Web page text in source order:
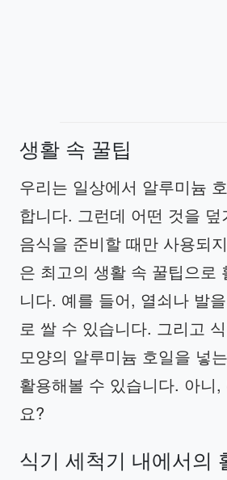
생활 속 꿀팁
우리는 일상에서 알루미늄
합니다. 그런데 어떤 것을 덮
음식을 준비할 때만 사용되
은 최고의 생활 속 꿀팁으로
니다. 예를 들어, 열쇠나 발
로 쌀 수 있습니다. 그리고
모양의 알루미늄 호일을 넣
활용해볼 수 있습니다. 아니,
요?
식기 세척기 내에서의